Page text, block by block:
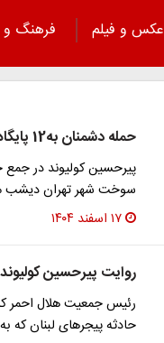
عکس و فیلم فرهنگ و
حمله دشمنان به12 پایگاه هلال احمر
پیرحسین کولیوند در جمع
سوخت شهر تهران دیشب
۱۷ اسفند ۱۴۰۴
روایت پیرحسین
حادثه پیجرهای لبنان که